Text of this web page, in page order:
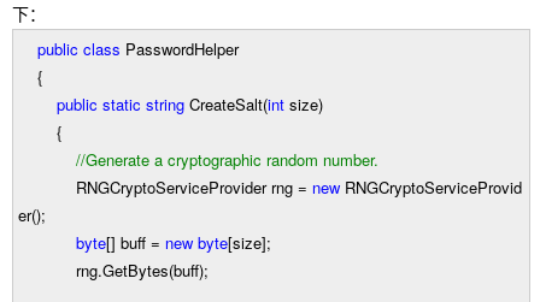
下：
public class PasswordHelper
{
public static string CreateSalt(int size)
{
//Generate a cryptographic random number.
RNGCryptoServiceProvider rng = new RNGCryptoServiceProvid
er();
byte[] buff = new byte[size];
rng.GetBytes(buff);